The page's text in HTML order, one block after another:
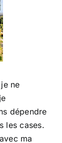
ne
dépendre
les cases.
ma